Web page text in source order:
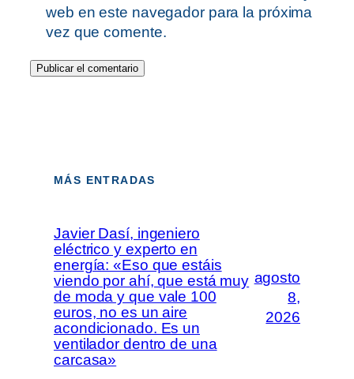
web en este navegador para la próxima
vez que comente.
MÁS ENTRADAS
Javier Dasí, ingeniero
eléctrico y experto en
energía: «Eso que estáis
viendo por ahí, que está muy
de moda y que vale 100
euros, no es un aire
acondicionado. Es un
ventilador dentro de una
carcasa»
agosto
8,
2026